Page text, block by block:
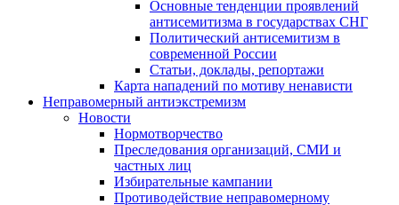
Основные тенденции проявлений
антисемитизма в государствах СНГ
Политический антисемитизм в
современной России
Статьи, доклады, репортажи
Карта нападений по мотиву ненависти
Неправомерный антиэкстремизм
Новости
Нормотворчество
Преследования организаций, СМИ и
частных лиц
Избирательные кампании
Противодействие неправомерному